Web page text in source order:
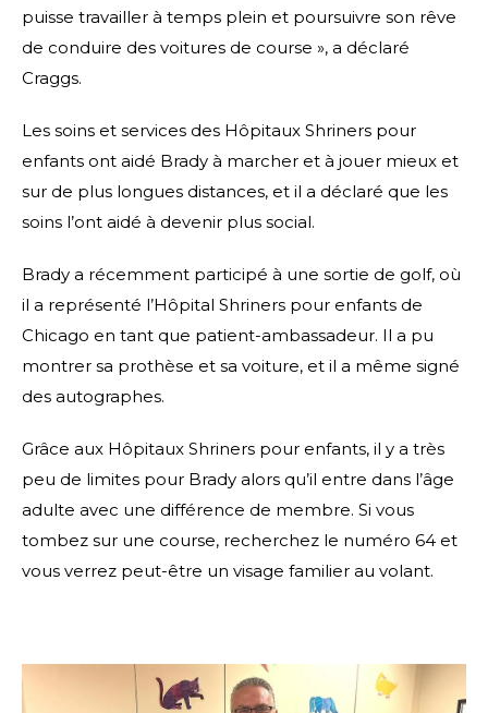
puisse travailler à temps plein et poursuivre son rêve
de conduire des voitures de course », a déclaré
Craggs.
Les soins et services des Hôpitaux Shriners pour
enfants ont aidé Brady à marcher et à jouer mieux et
sur de plus longues distances, et il a déclaré que les
soins l’ont aidé à devenir plus social.
Brady a récemment participé à une sortie de golf, où
il a représenté l’Hôpital Shriners pour enfants de
Chicago en tant que patient-ambassadeur. Il a pu
montrer sa prothèse et sa voiture, et il a même signé
des autographes.
Grâce aux Hôpitaux Shriners pour enfants, il y a très
peu de limites pour Brady alors qu’il entre dans l’âge
adulte avec une différence de membre. Si vous
tombez sur une course, recherchez le numéro 64 et
vous verrez peut-être un visage familier au volant.